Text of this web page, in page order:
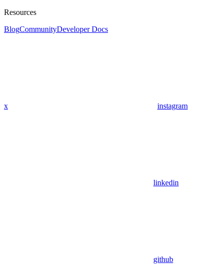
Resources
BlogCommunityDeveloper Docs
x instagram
linkedin
github